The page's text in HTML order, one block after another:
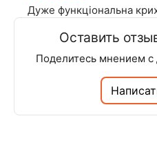
Дуже функціональна
Оставить
Поделитесь мнением с